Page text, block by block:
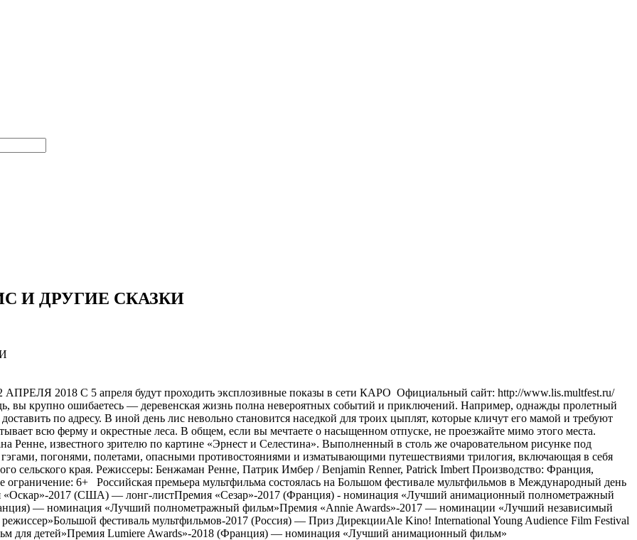
И ДРУГИЕ СКАЗКИ
С 5 апреля будут проходить эксплозивные показы в сети КАРО Официальный сайт: http://www.lis.multfest.ru/
вы крупно ошибаетесь — деревенская жизнь полна невероятных событий и приключений. Например, однажды пролетный
по адресу. В иной день лис невольно становится наседкой для троих цыплят, которые кличут его мамой и требуют
всю ферму и окрестные леса. В общем, если вы мечтаете о насыщенном отпуске, не проезжайте мимо этого места.
Ренне, известного зрителю по картине «Эрнест и Селестина». Выполненный в столь же очаровательном рисунке под
погонями, полетами, опасными противостояниями и изматывающими путешествиями трилогия, включающая в себя
сельского края. Режиссеры: Бенжаман Ренне, Патрик Имбер / Benjamin Renner, Patrick Imbert Производство: Франция,
6+ Российская премьера мультфильма состоялась на Большом фестивале мультфильмов в Международный день
«Оскар»-2017 (США) — лонг-листПремия «Сезар»-2017 (Франция) - номинация «Лучший анимационный полнометражный
— номинация «Лучший полнометражный фильм»Премия «Annie Awards»-2017 — номинации «Лучший независимый
фестиваль мультфильмов-2017 (Россия) — Приз ДирекцииAle Kino! International Young Audience Film Festival
детей»Премия Lumiere Awards»-2018 (Франция) — номинация «Лучший анимационный фильм»